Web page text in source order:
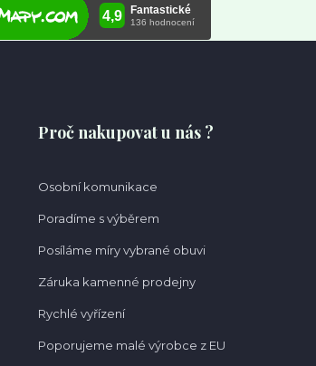
Proč nakupovat u nás ?
Osobní komunikace
Poradíme s výběrem
Posíláme míry vybrané obuvi
Záruka kamenné prodejny
Rychlé vyřízení
Poporujeme malé výrobce z EU